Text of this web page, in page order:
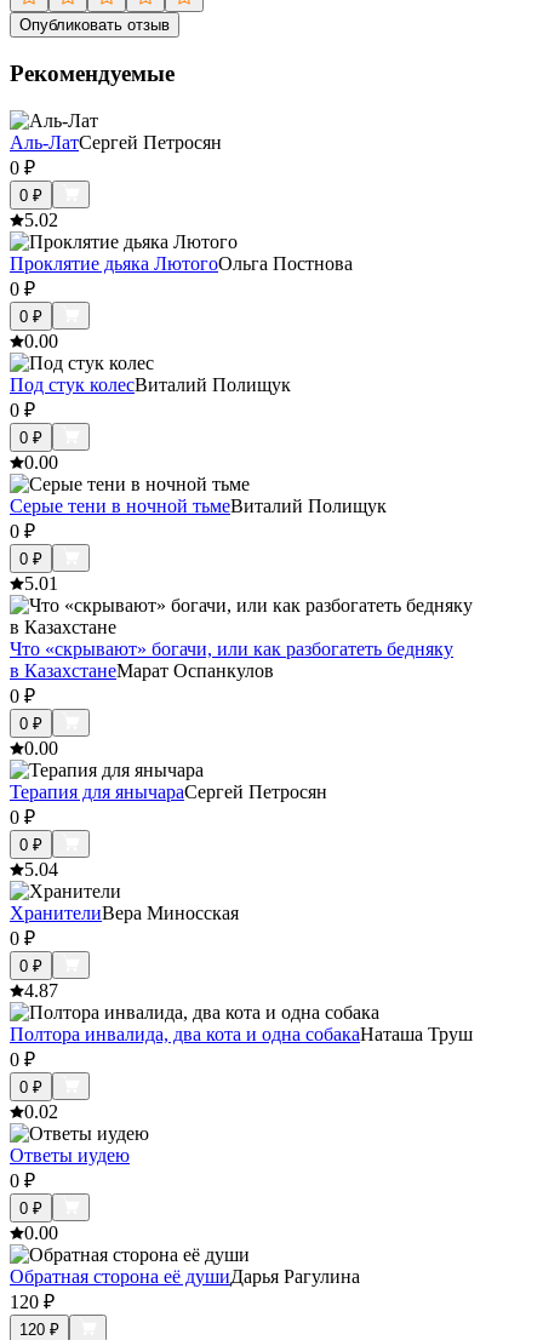
Опубликовать отзыв
Рекомендуемые
Аль-ЛатСергей Петросян
0 ₽
0 ₽
5.02
Проклятие дьяка ЛютогоОльга Постнова
0 ₽
0 ₽
0.00
Под стук колесВиталий Полищук
0 ₽
0 ₽
0.00
Серые тени в ночной тьмеВиталий Полищук
0 ₽
0 ₽
5.01
Что «скрывают» богачи, или как разбогатеть бедняку
в КазахстанеМарат Оспанкулов
0 ₽
0 ₽
0.00
Терапия для янычараСергей Петросян
0 ₽
0 ₽
5.04
ХранителиВера Миносская
0 ₽
0 ₽
4.87
Полтора инвалида, два кота и одна собакаНаташа Труш
0 ₽
0 ₽
0.02
Ответы иудею
0 ₽
0 ₽
0.00
Обратная сторона её душиДарья Рагулина
120 ₽
120 ₽